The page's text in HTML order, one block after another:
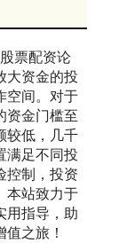
票配资论
资金的投
空间。对于
资金门槛至
较低，几千
满足不同投
控制，投资
本站致力于
用指导，助
之旅！